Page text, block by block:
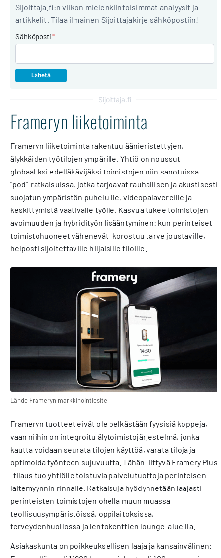
Sijoittaja.fi:n viikon mielenkiintoisimmat analyysit ja
artikkelit. Tilaa ilmainen Sijoittajakirje sähköpostiin!
Sähköposti*
Sijoittaja.fi
Frameryn liiketoiminta
Frameryn liiketoiminta rakentuu äänieristettyjen,
älykkäiden työtilojen ympärille. Yhtiö on noussut
globaaliksi edelläkävijäksi toimistojen niin sanotuissa
”pod”-ratkaisuissa, jotka tarjoavat rauhallisen ja akustisesti
suojatun ympäristön puheluille, videopalavereille ja
keskittymistä vaativalle työlle. Kasvua tukee toimistojen
avoimuuden ja hybridityön lisääntyminen: kun perinteiset
toimistohuoneet vähenevät, korostuu tarve joustaville,
helposti sijoitettaville hiljaisille tiloille.
Lähde Frameryn markkinointiesite
Frameryn tuotteet eivät ole pelkästään fyysisiä koppeja,
vaan niihin on integroitu älytoimistojärjestelmä, jonka
kautta voidaan seurata tilojen käyttöä, varata tiloja ja
optimoida työnteon sujuvuutta. Tähän liittyvä Framery Plus
-tilaus tuo yhtiölle toistuvia palvelutuottoja perinteisen
laitemyynnin rinnalle. Ratkaisuja hyödynnetään laajasti
perinteisten toimistojen ohella muun muassa
teollisuusympäristöissä, oppilaitoksissa,
terveydenhuollossa ja lentokenttien lounge-alueilla.
Asiakaskunta on poikkeuksellisen laaja ja kansainvälinen: